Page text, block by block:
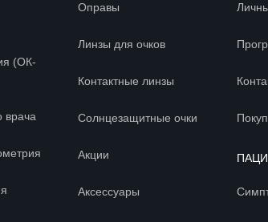
(ОК-
врача
Оправы
Линзы для очков
Контактные линзы
Солнцезащитные очки
Акции
Аксессуары